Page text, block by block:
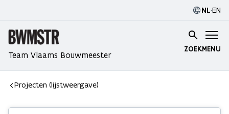
NL·EN
Team Vlaams Bouwmeester
ZOEKMENU
Projecten (lijstweergave)